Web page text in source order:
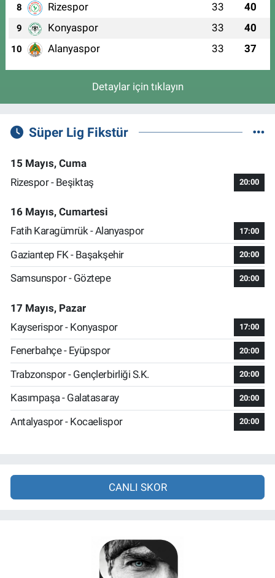
8 Rizespor 33 40
9 Konyaspor 33 40
10 Alanyaspor 33 37
Detaylar için tıklayın
Süper Lig Fikstür
15 Mayıs, Cuma
Rizespor - Beşiktaş
20:00
16 Mayıs, Cumartesi
Fatih Karagümrük - Alanyaspor
17:00
Gaziantep FK - Başakşehir 20:00
Samsunspor - Göztepe 20:00
17 Mayıs, Pazar
Kayserispor - Konyaspor
17:00
Fenerbahçe - Eyüpspor 20:00
Trabzonspor - Gençlerbirliği S.K. 20:00
Kasımpaşa - Galatasaray 20:00
Antalyaspor - Kocaelispor 20:00
CANLI SKOR